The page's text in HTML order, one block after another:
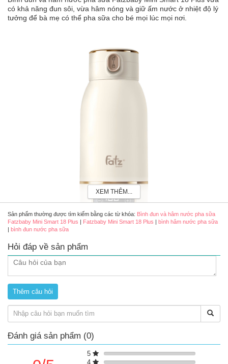
có khả năng đun sôi, vừa hâm nóng và giữ ấm nước ở nhiệt độ lý
tưởng để bà mẹ có thể pha sữa cho bé mọi lúc mọi nơi.
Bình đun và hâm nước pha sữa Fatzbaby Mini Smart 18 Plus
Thông số kỹ thuật
Mã: FB3807XM
Điện áp: 5 V⎓2 A, 9 V⎓2 A, 15 V⎓2 A, 20 V⎓1.5 A (Không đi
Công suất: 120 W.
Dung lượng pin: 4500 mAh * 4.
Dung tích: 500 mL.
Kích thước sản phẩm: Ø9.3×23(cm)
XEM THÊM...
Sản phẩm thường được tìm kiếm bằng các từ khóa: Bình đun và hâm nước pha sữa
Fatzbaby Mini Smart 18 Plus | Fatzbaby Mini Smart 18 Plus | bình hâm nước pha sữa
| bình đun nước pha sữa
Hỏi đáp về sản phẩm
Đánh giá sản phẩm (0)
5
4